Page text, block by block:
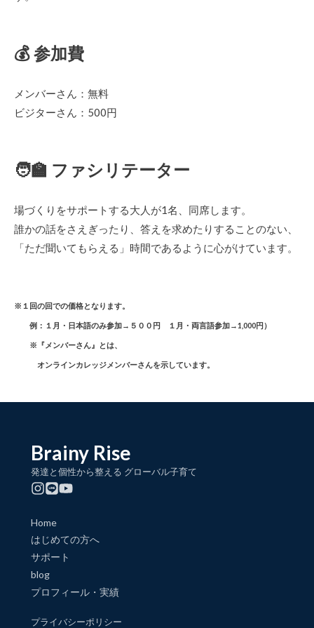
💰 参加費
メンバーさん：無料
ビジターさん：500円
🧑‍🏫 ファシリテーター
場づくりをサポートする大人が1名、同席します。
誰かの話をさえぎったり、答えを求めたりすることのない、
「ただ聞いてもらえる」時間であるように心がけています。
※１回の回での価格となります。
例：１月・日本語のみ参加→５００円 １月・両言語参加→1,000円）
※『メンバーさん』とは、
オンラインカレッジメンバーさんを示しています。
Brainy Rise
発達と個性から整える グローバル子育て
Home
はじめての方へ
サポート
blog
プロフィール・実績
プライバシーポリシー